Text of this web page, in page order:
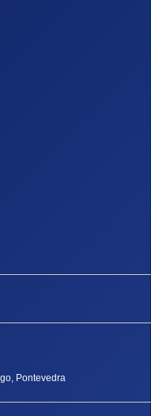
Pontevedra